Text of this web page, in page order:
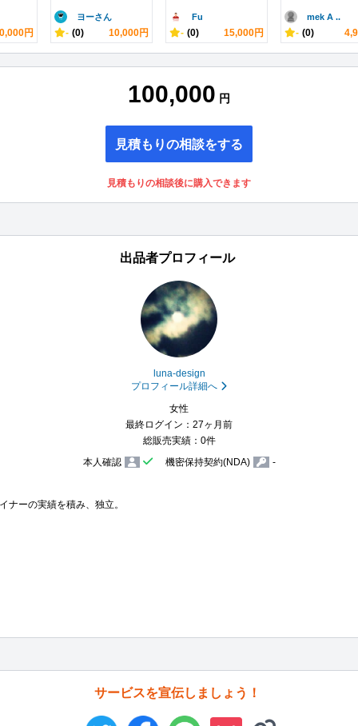
円
ヨーさん
- (0) 10,000円
Fu
- (0) 15,000円
mek A ..
- (0)
100,000 円
見積もりの相談をする
見積もりの相談後に購入できます
出品者プロフィール
luna-design
プロフィール詳細へ
女性
最終ログイン：27ヶ月前
総販売実績：0件
本人確認
機密保持契約(NDA) -
ナーの実績を積み、独立。
サービスを宣伝しましょう！